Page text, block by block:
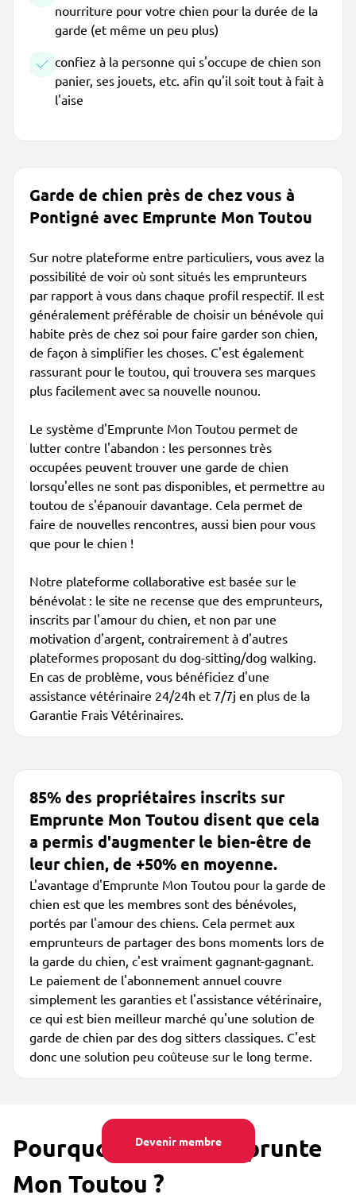
Devenir membre
nourriture pour votre chien pour la durée de la
garde (et même un peu plus)
confiez à la personne qui s'occupe de chien son
panier, ses jouets, etc. afin qu'il soit tout à fait à
l'aise
Garde de chien près de chez vous à
Pontigné avec Emprunte Mon Toutou
Sur notre plateforme entre particuliers, vous avez la
possibilité de voir où sont situés les emprunteurs
par rapport à vous dans chaque profil respectif. Il est
généralement préférable de choisir un bénévole qui
habite près de chez soi pour faire garder son chien,
de façon à simplifier les choses. C'est également
rassurant pour le toutou, qui trouvera ses marques
plus facilement avec sa nouvelle nounou.
Le système d'Emprunte Mon Toutou permet de
lutter contre l'abandon : les personnes très
occupées peuvent trouver une garde de chien
lorsqu'elles ne sont pas disponibles, et permettre au
toutou de s'épanouir davantage. Cela permet de
faire de nouvelles rencontres, aussi bien pour vous
que pour le chien !
Notre plateforme collaborative est basée sur le
bénévolat : le site ne recense que des emprunteurs,
inscrits par l'amour du chien, et non par une
motivation d'argent, contrairement à d'autres
plateformes proposant du dog-sitting/dog walking.
En cas de problème, vous bénéficiez d'une
assistance vétérinaire 24/24h et 7/7j en plus de la
Garantie Frais Vétérinaires.
85% des propriétaires inscrits sur
Emprunte Mon Toutou disent que cela
a permis d'augmenter le bien-être de
leur chien, de +50% en moyenne.
L'avantage d'Emprunte Mon Toutou pour la garde de
chien est que les membres sont des bénévoles,
portés par l'amour des chiens. Cela permet aux
emprunteurs de partager des bons moments lors de
la garde du chien, c'est vraiment gagnant-gagnant.
Le paiement de l'abonnement annuel couvre
simplement les garanties et l'assistance vétérinaire,
ce qui est bien meilleur marché qu'une solution de
garde de chien par des dog sitters classiques. C'est
donc une solution peu coûteuse sur le long terme.
Pourquoi utiliser Emprunte
Mon Toutou ?